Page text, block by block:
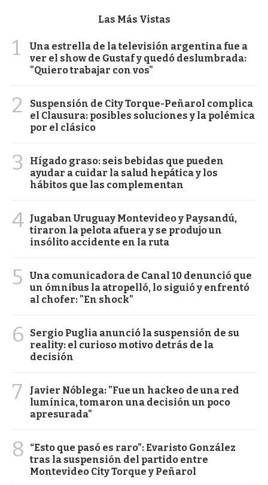
Las Más Vistas
1
Una estrella de la televisión argentina fue a
ver el show de Gustaf y quedó deslumbrada:
"Quiero trabajar con vos"
2
Suspensión de City Torque-Peñarol complica
el Clausura: posibles soluciones y la polémica
por el clásico
3
Hígado graso: seis bebidas que pueden
ayudar a cuidar la salud hepática y los
hábitos que las complementan
4 Jugaban Uruguay Montevideo y Paysandú,
tiraron la pelota afuera y se produjo un
insólito accidente en la ruta
5
Una comunicadora de Canal 10 denunció que
un ómnibus la atropelló, lo siguió y enfrentó
al chofer: "En shock"
6
Sergio Puglia anunció la suspensión de su
reality: el curioso motivo detrás de la
decisión
7
Javier Nóblega: "Fue un hackeo de una red
lumínica, tomaron una decisión un poco
apresurada"
8
“Esto que pasó es raro”: Evaristo González
tras la suspensión del partido entre
Montevideo City Torque y Peñarol